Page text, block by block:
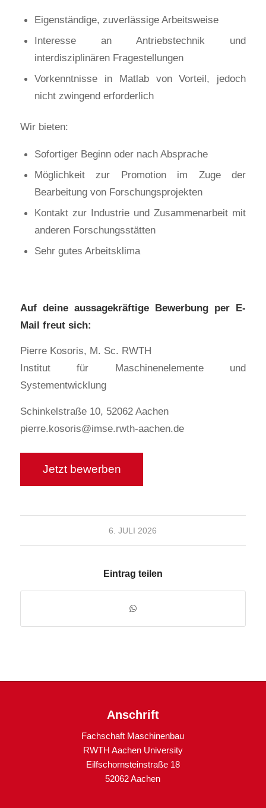
Eigenständige, zuverlässige Arbeitsweise
Interesse an Antriebstechnik und
interdisziplinären Fragestellungen
Vorkenntnisse in Matlab von Vorteil, jedoch
nicht zwingend erforderlich
Wir bieten:
Sofortiger Beginn oder nach Absprache
Möglichkeit zur Promotion im Zuge der
Bearbeitung von Forschungsprojekten
Kontakt zur Industrie und Zusammenarbeit mit
anderen Forschungsstätten
Sehr gutes Arbeitsklima
Auf deine aussagekräftige Bewerbung per E-
Mail freut sich:
Pierre Kosoris, M. Sc. RWTH
Institut für Maschinenelemente und
Systementwicklung
Schinkelstraße 10, 52062 Aachen
pierre.kosoris@imse.rwth-aachen.de
6. JULI 2026
Eintrag teilen
Anschrift
Fachschaft Maschinenbau
RWTH Aachen University
Eilfschornsteinstraße 18
52062 Aachen